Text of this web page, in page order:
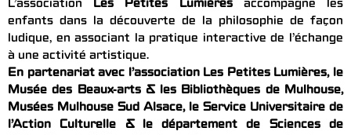
L’association Les Petites Lumièresaccompagne les
enfants dans la découverte de la philosophie de façon
ludique, en associant la pratique interactive de l’échange
à une activité artistique.
En partenariat avec l’association Les Petites Lumières, le
Musée des Beaux-arts & les Bibliothèques de Mulhouse,
Musées Mulhouse Sud Alsace, le Service Universitaire de
l’Action Culturelle & le département de Sciences de